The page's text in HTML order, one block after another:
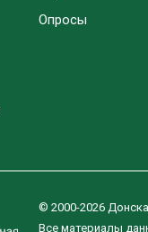
Опросы
© 2000-2026
Все материалы